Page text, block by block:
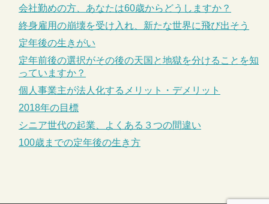
会社勤めの方、あなたは60歳からどうしますか？
終身雇用の崩壊を受け入れ、新たな世界に飛び出そう
定年後の生きがい
定年前後の選択がその後の天国と地獄を分けることを知
っていますか？
個人事業主が法人化するメリット・デメリット
2018年の目標
シニア世代の起業、よくある３つの間違い
100歳までの定年後の生き方